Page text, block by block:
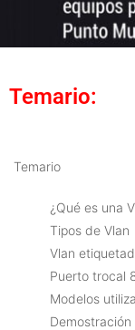
Temario:
Temario
¿Qué es una
Tipos de Vlan
Vlan
Puerto trocal
Modelos